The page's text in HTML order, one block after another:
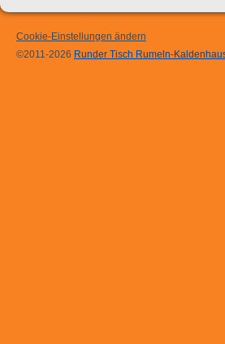
Cookie-Einstellungen ändern
©2011-2026 Runder Tisch Rumeln-